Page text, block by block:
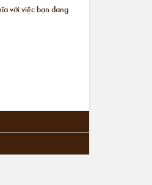
với việc bạn đang